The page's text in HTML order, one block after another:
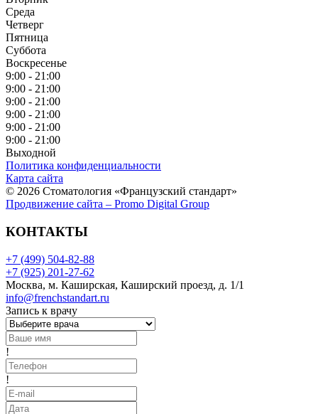
Среда
Четверг
Пятница
Суббота
Воскресенье
9:00 - 21:00
9:00 - 21:00
9:00 - 21:00
9:00 - 21:00
9:00 - 21:00
9:00 - 21:00
Выходной
Политика конфиденциальности
Карта сайта
© 2026 Стоматология «Французский стандарт»
Продвижение сайта – Promo Digital Group
КОНТАКТЫ
+7 (499) 504-82-88
+7 (925) 201-27-62
Москва, м. Каширская, Каширский проезд, д. 1/1
info@frenchstandart.ru
Запись к врачу
!
!